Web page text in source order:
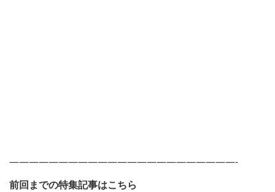
———————————————————————-
前回までの特集記事はこちら